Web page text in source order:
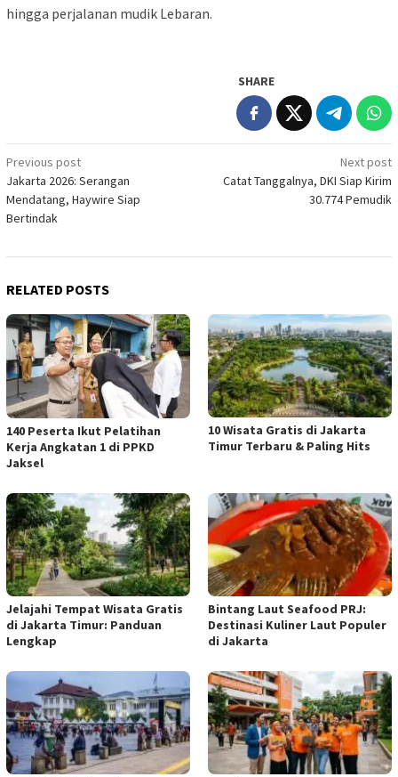
hingga perjalanan mudik Lebaran.
SHARE
Post
navigation
Previous post
Jakarta 2026: Serangan
Mendatang, Haywire Siap
Bertindak
Next post
Catat Tanggalnya, DKI Siap Kirim
30.774 Pemudik
RELATED POSTS
140 Peserta Ikut Pelatihan
Kerja Angkatan 1 di PPKD
Jaksel
10 Wisata Gratis di Jakarta
Timur Terbaru & Paling Hits
Jelajahi Tempat Wisata Gratis
di Jakarta Timur: Panduan
Lengkap
Bintang Laut Seafood PRJ:
Destinasi Kuliner Laut Populer
di Jakarta